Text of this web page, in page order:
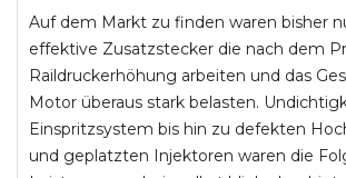
Auf dem Markt zu finden waren bisher
effektive Zusatzstecker die nach dem
Raildruckerhöhung arbeiten und das
Motor überaus stark belasten.
Einspritzsystem bis hin zu defekten
und geplatzten Injektoren waren die